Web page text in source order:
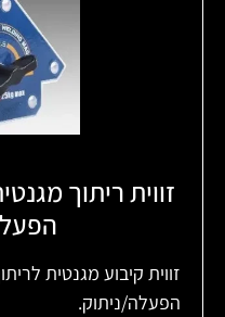
זווית ריתוך
זווית קיבוע מגנטית
הפעלה/ניתוק.